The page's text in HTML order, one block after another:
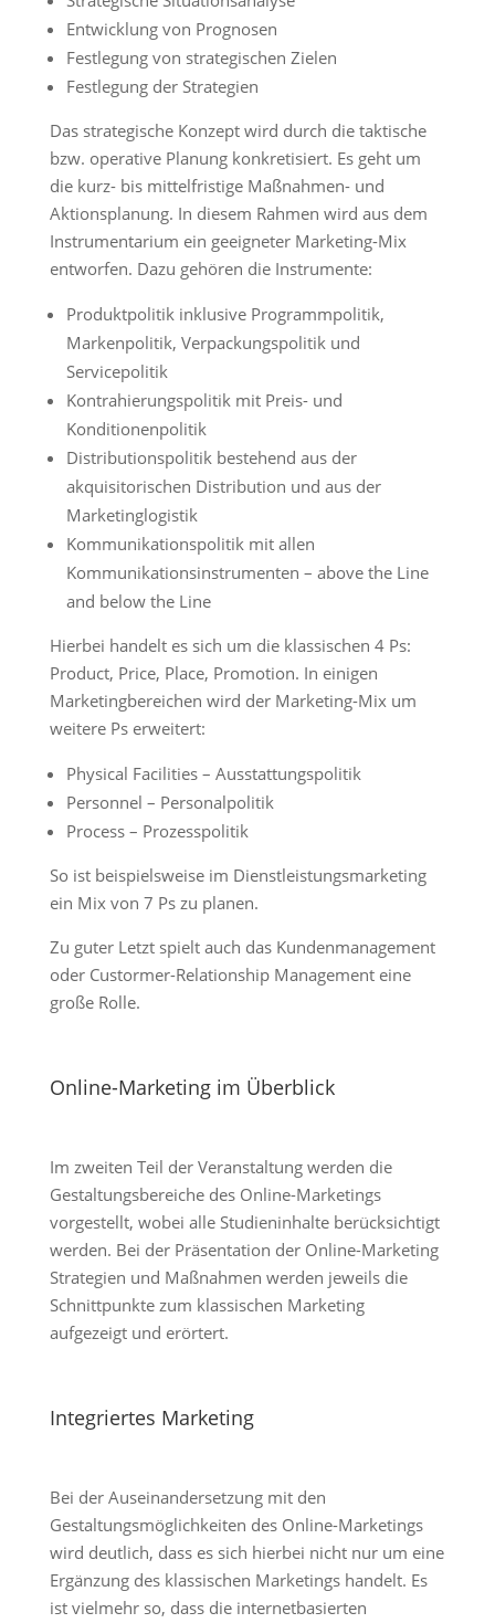
Entwicklung von Prognosen
Festlegung von strategischen Zielen
Festlegung der Strategien
Das strategische Konzept wird durch die taktische
bzw. operative Planung konkretisiert. Es geht um
die kurz- bis mittelfristige Maßnahmen- und
Aktionsplanung. In diesem Rahmen wird aus dem
Instrumentarium ein geeigneter Marketing-Mix
entworfen. Dazu gehören die Instrumente:
Produktpolitik inklusive Programmpolitik,
Markenpolitik, Verpackungspolitik und
Servicepolitik
Kontrahierungspolitik mit Preis- und
Konditionenpolitik
Distributionspolitik bestehend aus der
akquisitorischen Distribution und aus der
Marketinglogistik
Kommunikationspolitik mit allen
Kommunikationsinstrumenten – above the Line
and below the Line
Hierbei handelt es sich um die klassischen 4 Ps:
Product, Price, Place, Promotion. In einigen
Marketingbereichen wird der Marketing-Mix um
weitere Ps erweitert:
Physical Facilities – Ausstattungspolitik
Personnel – Personalpolitik
Process – Prozesspolitik
So ist beispielsweise im Dienstleistungsmarketing
ein Mix von 7 Ps zu planen.
Zu guter Letzt spielt auch das Kundenmanagement
oder Custormer-Relationship Management eine
große Rolle.
Online-Marketing im Überblick
Im zweiten Teil der Veranstaltung werden die
Gestaltungsbereiche des Online-Marketings
vorgestellt, wobei alle Studieninhalte berücksichtigt
werden. Bei der Präsentation der Online-Marketing
Strategien und Maßnahmen werden jeweils die
Schnittpunkte zum klassischen Marketing
aufgezeigt und erörtert.
Integriertes Marketing
Bei der Auseinandersetzung mit den
Gestaltungsmöglichkeiten des Online-Marketings
wird deutlich, dass es sich hierbei nicht nur um eine
Ergänzung des klassischen Marketings handelt. Es
ist vielmehr so, dass die internetbasierten